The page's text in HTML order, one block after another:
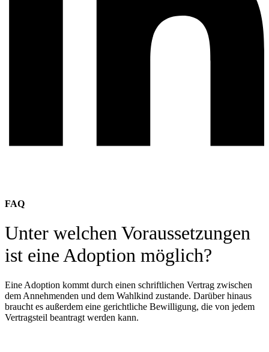
FAQ
Unter welchen Voraussetzungen
ist eine Adoption möglich?
Eine Adoption kommt durch einen schriftlichen Vertrag zwischen
dem Annehmenden und dem Wahlkind zustande. Darüber hinaus
braucht es außerdem eine gerichtliche Bewilligung, die von jedem
Vertragsteil beantragt werden kann.